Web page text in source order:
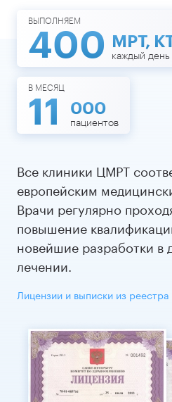
ВЫПОЛНЯЕМ
400 МРТ,
каждый день
В МЕСЯЦ
11 000
пациентов
Все клиники ЦМРТ
европейским
Врачи регулярно
повышение
новейшие разработки в
лечении.
Лицензии и выписки из реестра